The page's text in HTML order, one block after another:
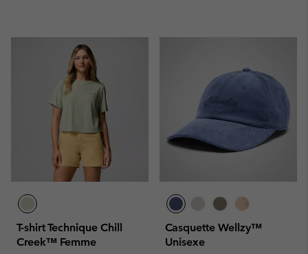
T-shirt Technique Chill
Creek™ Femme
Casquette Wellzy™
Unisexe